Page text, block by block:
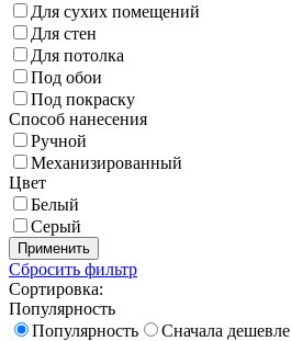
Для сухих помещений
Для стен
Для потолка
Под обои
Под покраску
Способ нанесения
Ручной
Механизированный
Цвет
Белый
Серый
Применить
Сбросить фильтр
Сортировка:
Популярность
Популярность
Сначала дешевле